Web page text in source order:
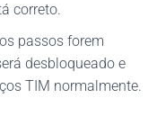
correto.
passos forem
desbloqueado e
TIM normalmente.